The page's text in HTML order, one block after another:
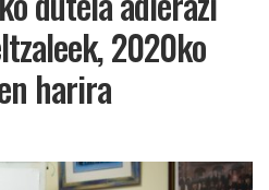
2020ko
harira